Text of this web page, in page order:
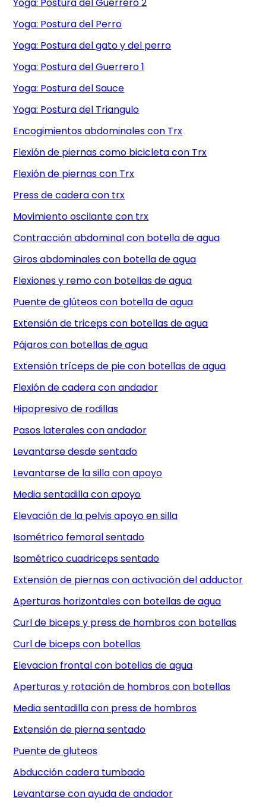
Yoga: Postura del Guerrero 2
Yoga: Postura del Perro
Yoga: Postura del gato y del perro
Yoga: Postura del Guerrero 1
Yoga: Postura del Sauce
Yoga: Postura del Triangulo
Encogimientos abdominales con Trx
Flexión de piernas como bicicleta con Trx
Flexión de piernas con Trx
Press de cadera con trx
Movimiento oscilante con trx
Contracción abdominal con botella de agua
Giros abdominales con botella de agua
Flexiones y remo con botellas de agua
Puente de glúteos con botella de agua
Extensión de triceps con botellas de agua
Pájaros con botellas de agua
Extensión tríceps de pie con botellas de agua
Flexión de cadera con andador
Hipopresivo de rodillas
Pasos laterales con andador
Levantarse desde sentado
Levantarse de la silla con apoyo
Media sentadilla con apoyo
Elevación de la pelvis apoyo en silla
Isométrico femoral sentado
Isométrico cuadriceps sentado
Extensión de piernas con activación del adductor
Aperturas horizontales con botellas de agua
Curl de biceps y press de hombros con botellas
Curl de biceps con botellas
Elevacion frontal con botellas de agua
Aperturas y rotación de hombros con botellas
Media sentadilla con press de hombros
Extensión de pierna sentado
Puente de gluteos
Abducción cadera tumbado
Levantarse con ayuda de andador